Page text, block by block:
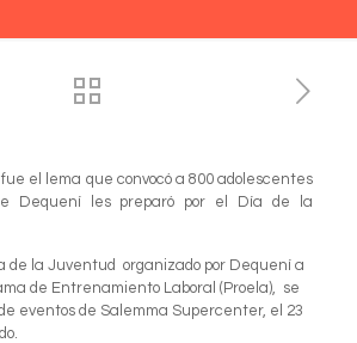
fue el lema que convocó a 800 adolescentes
Dequení les preparó por el Día de la
de la Juventud organizado por Dequení a
de Entrenamiento Laboral (Proela), se
eventos de Salemma Supercenter, el 23